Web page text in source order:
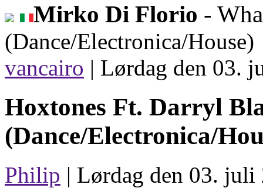
Mirko Di Florio -
(Dance/Electronica/House)
vancairo | Lørdag den 03.
Hoxtones Ft. Darryl
(Dance/Electronica/
Philip | Lørdag den 03.